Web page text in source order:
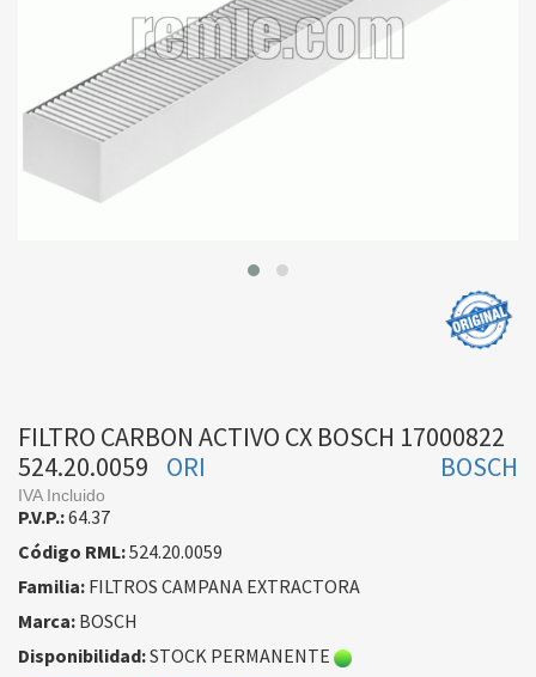
FILTRO CARBON ACTIVO CX BOSCH 17000822
524.20.0059
BOSCH
ORI
IVA Incluido
P.V.P.:64.37
Código RML:524.20.0059
Familia: FILTROS CAMPANA EXTRACTORA
Marca: BOSCH
Disponibilidad:STOCK PERMANENTE